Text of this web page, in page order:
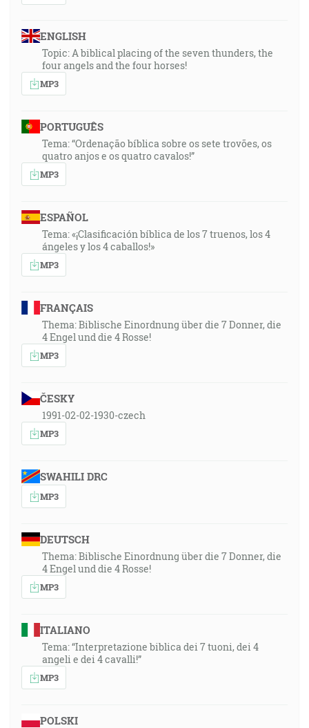
ENGLISH
Topic: A biblical placing of the seven thunders, the
four angels and the four horses!
MP3
PORTUGUÊS
Tema: “Ordenação bíblica sobre os sete trovões, os
quatro anjos e os quatro cavalos!”
MP3
ESPAÑOL
Tema: «¡Clasificación bíblica de los 7 truenos, los 4
ángeles y los 4 caballos!»
MP3
FRANÇAIS
Thema: Biblische Einordnung über die 7 Donner, die
4 Engel und die 4 Rosse!
MP3
ČESKY
1991-02-02-1930-czech
MP3
SWAHILI DRC
MP3
DEUTSCH
Thema: Biblische Einordnung über die 7 Donner, die
4 Engel und die 4 Rosse!
MP3
ITALIANO
Tema: “Interpretazione biblica dei 7 tuoni, dei 4
angeli e dei 4 cavalli!”
MP3
POLSKI